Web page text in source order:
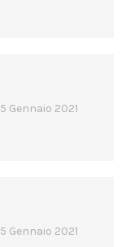
5 Gennaio 2021
5 Gennaio 2021